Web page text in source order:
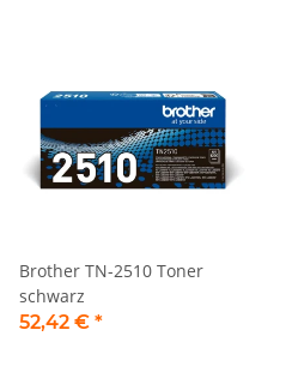
Brother TN-2510 Toner
schwarz
52,42 € *